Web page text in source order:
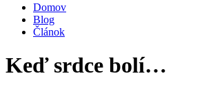
Domov
Blog
Článok
Keď srdce bolí…